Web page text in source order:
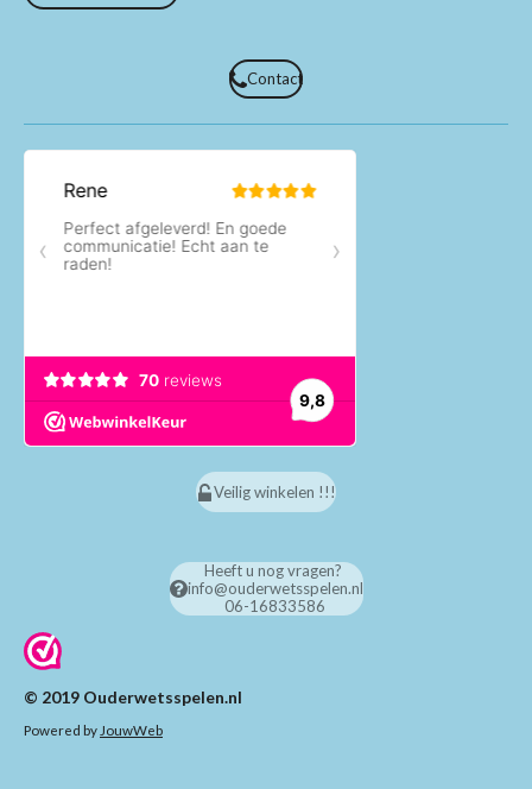
Contact
Veilig winkelen !!!
Heeft u nog vragen?
info@ouderwetsspelen.nl
06-16833586
© 2019 Ouderwetsspelen.nl
Powered by JouwWeb